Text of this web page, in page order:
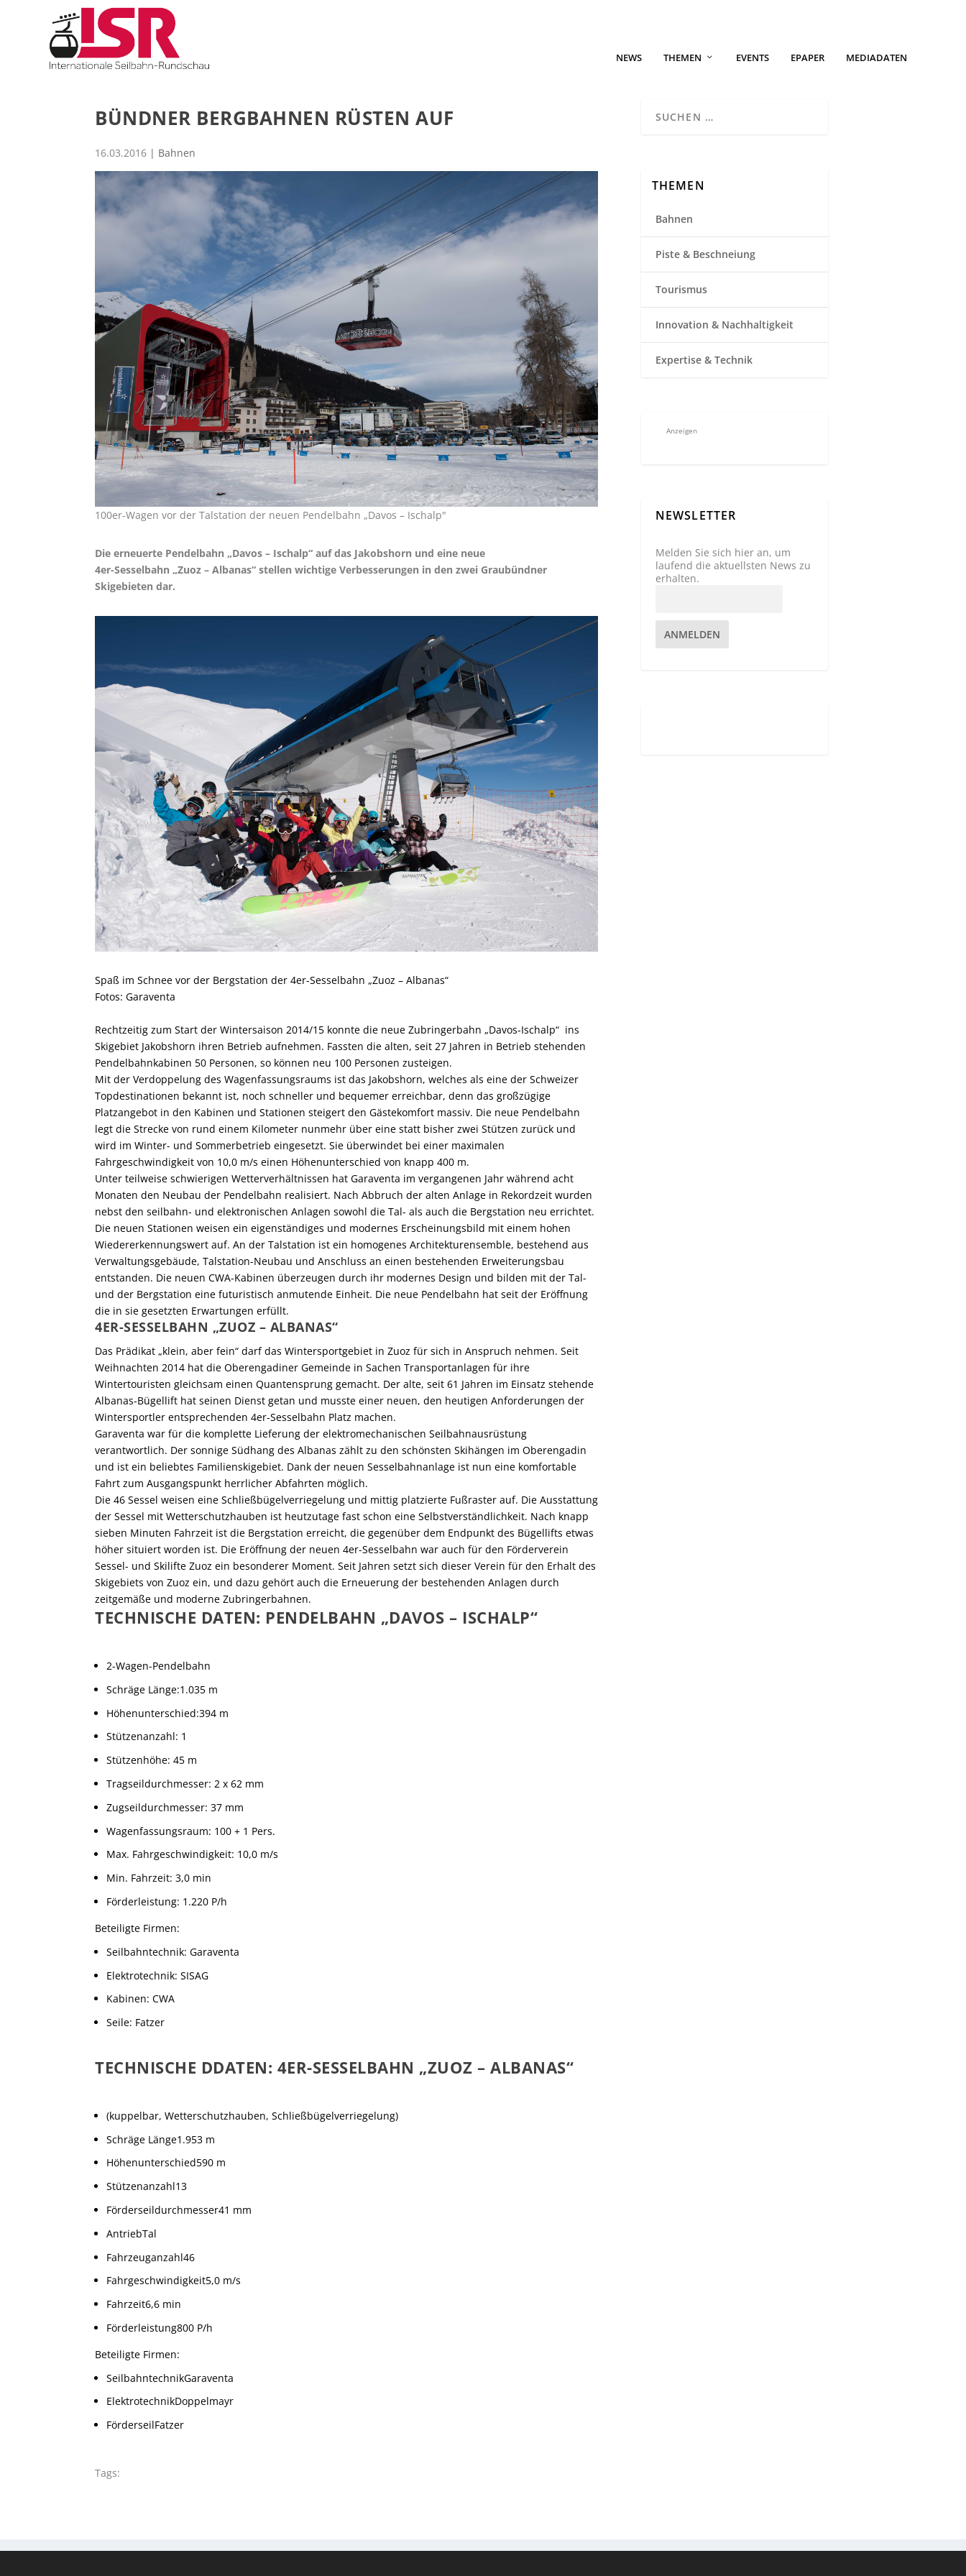
NEWS THEMEN EVENTS EPAPER MEDIADATEN
BÜNDNER BERGBAHNEN RÜSTEN AUF
16.03.2016 | Bahnen
100er-Wagen vor der Talstation der neuen Pendelbahn „Davos – Ischalp"
Die erneuerte Pendelbahn „Davos – Ischalp“ auf das Jakobshorn und eine neue
4er-Sesselbahn „Zuoz – Albanas“ stellen wichtige Verbesserungen in den zwei Graubündner
Skigebieten dar.
Spaß im Schnee vor der Bergstation der 4er-Sesselbahn „Zuoz – Albanas“
Fotos: Garaventa
Rechtzeitig zum Start der Wintersaison 2014/15 konnte die neue Zubringerbahn „Davos-Ischalp“ ins
Skigebiet Jakobshorn ihren Betrieb aufnehmen. Fassten die alten, seit 27 Jahren in Betrieb stehenden
Pendelbahnkabinen 50 Personen, so können neu 100 Personen zusteigen.
Mit der Verdoppelung des Wagenfassungsraums ist das Jakobshorn, welches als eine der Schweizer
Topdestinationen bekannt ist, noch schneller und bequemer erreichbar, denn das großzügige
Platzangebot in den Kabinen und Stationen steigert den Gästekomfort massiv. Die neue Pendelbahn
legt die Strecke von rund einem Kilometer nunmehr über eine statt bisher zwei Stützen zurück und
wird im Winter- und Sommerbetrieb eingesetzt. Sie überwindet bei einer maximalen
Fahrgeschwindigkeit von 10,0 m/s einen Höhenunterschied von knapp 400 m.
Unter teilweise schwierigen Wetterverhältnissen hat Garaventa im vergangenen Jahr während acht
Monaten den Neubau der Pendelbahn realisiert. Nach Abbruch der alten Anlage in Rekordzeit wurden
nebst den seilbahn- und elektronischen Anlagen sowohl die Tal- als auch die Bergstation neu errichtet.
Die neuen Stationen weisen ein ­eigenständiges und modernes Erscheinungsbild mit einem hohen
Wiedererkennungswert auf. An der Talstation ist ein homogenes Architekturensemble, bestehend aus
Verwaltungsgebäude, Talstation-Neubau und Anschluss an einen bestehenden Erweiterungsbau
entstanden. Die neuen CWA-Kabinen überzeugen durch ihr modernes Design und bilden mit der Tal-
und der Bergstation eine futuristisch anmutende Einheit. Die neue Pendelbahn hat seit der Eröffnung
die in sie gesetzten Erwartungen erfüllt.
4ER-SESSELBAHN „ZUOZ – ALBANAS“
Das Prädikat „klein, aber fein“ darf das Wintersportgebiet in Zuoz für sich in Anspruch nehmen. Seit
Weihnachten 2014 hat die Oberengadiner Gemeinde in Sachen Transportanlagen für ihre
Wintertouristen gleichsam einen Quantensprung gemacht. Der alte, seit 61 Jahren im Einsatz stehende
Albanas-Bügellift hat seinen Dienst getan und musste einer neuen, den heutigen Anforderungen der
Wintersportler entsprechenden 4er-Sesselbahn Platz machen.
Garaventa war für die komplette Lieferung der elektromechanischen Seilbahnausrüstung
verantwortlich. Der sonnige Südhang des Albanas zählt zu den schönsten Skihängen im Oberengadin
und ist ein beliebtes Familienskigebiet. Dank der neuen Sesselbahnanlage ist nun eine komfortable
Fahrt zum Ausgangspunkt herrlicher Abfahrten möglich.
Die 46 Sessel weisen eine Schließbügelverriegelung und mittig platzierte Fußraster auf. Die Ausstattung
der Sessel mit Wetterschutzhauben ist heutzutage fast schon eine Selbstverständlichkeit. Nach knapp
sieben Minuten Fahrzeit ist die Bergstation erreicht, die gegenüber dem Endpunkt des Bügellifts etwas
höher situiert worden ist. Die Eröffnung der neuen 4er-Sesselbahn war auch für den Förderverein
Sessel- und Skilifte Zuoz ein besonderer Moment. Seit Jahren setzt sich dieser Verein für den Erhalt des
Skigebiets von Zuoz ein, und dazu gehört auch die Erneuerung der bestehenden Anlagen durch
zeitgemäße und moderne Zubringerbahnen.
TECHNISCHE DATEN: PENDELBAHN „DAVOS – ISCHALP“
2-Wagen-Pendelbahn
Schräge Länge:1.035 m
Höhenunterschied:394 m
Stützenanzahl: 1
Stützenhöhe: 45 m
Tragseildurchmesser: 2 x 62 mm
Zugseildurchmesser: 37 mm
Wagenfassungsraum: 100 + 1 Pers.
Max. Fahrgeschwindigkeit: 10,0 m/s
Min. Fahrzeit: 3,0 min
Förderleistung: 1.220 P/h
Beteiligte Firmen:
Seilbahntechnik: Garaventa
Elektrotechnik: SISAG
Kabinen: CWA
Seile: Fatzer
TECHNISCHE DDATEN: 4ER-SESSELBAHN „ZUOZ – ALBANAS“
(kuppelbar, Wetterschutzhauben, Schließbügelverriegelung)
Schräge Länge1.953 m
Höhenunterschied590 m
Stützenanzahl13
Förderseildurchmesser41 mm
AntriebTal
Fahrzeuganzahl46
Fahrgeschwindigkeit5,0 m/s
Fahrzeit6,6 min
Förderleistung800 P/h
Beteiligte Firmen:
SeilbahntechnikGaraventa
ElektrotechnikDoppelmayr
FörderseilFatzer
Tags:
THEMEN
Bahnen
Piste & Beschneiung
Tourismus
Innovation & Nachhaltigkeit
Expertise & Technik
Anzeigen
NEWSLETTER
Melden Sie sich hier an, um
laufend die aktuellsten News zu
erhalten.
ANMELDEN